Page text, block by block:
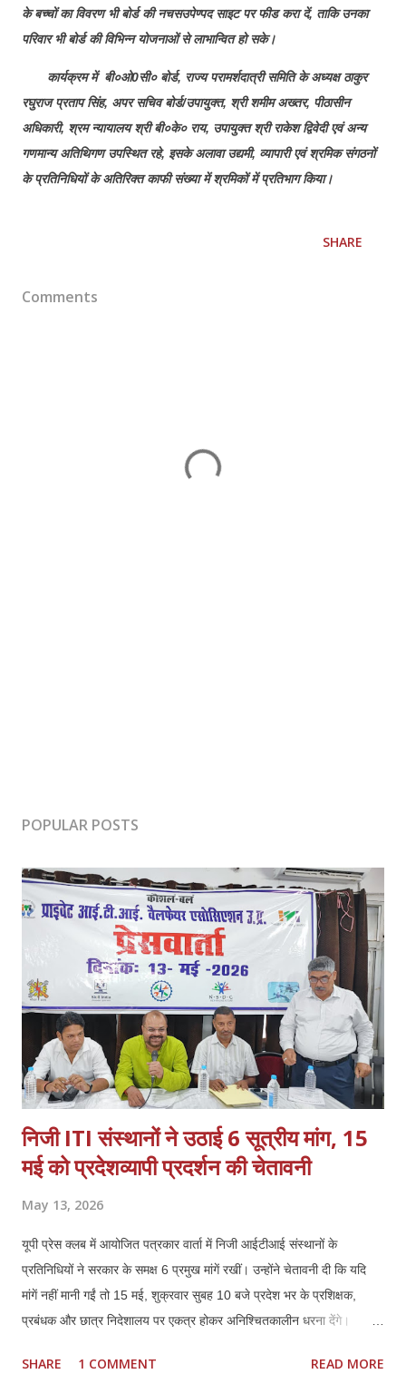
के बच्चों का विवरण भी बोर्ड की नचसउपेण्पद साइट पर फीड करा दें, ताकि उनका
परिवार भी बोर्ड की विभिन्न योजनाओं से लाभान्वित हो सके।
कार्यक्रम में बी०ओ0सी० बोर्ड, राज्य परामर्शदात्री समिति के अध्यक्ष ठाकुर
रघुराज प्रताप सिंह, अपर सचिव बोर्ड/उपायुक्त, श्री शमीम अख्तर, पीठासीन
अधिकारी, श्रम न्यायालय श्री बी०के० राय, उपायुक्त श्री राकेश द्विवेदी एवं अन्य
गणमान्य अतिथिगण उपस्थित रहे, इसके अलावा उद्यमी, व्यापारी एवं श्रमिक संगठनों
के प्रतिनिधियों के अतिरिक्त काफी संख्या में श्रमिकों में प्रतिभाग किया।
SHARE
Comments
POPULAR POSTS
निजी ITI संस्थानों ने उठाई 6 सूत्रीय मांग, 15
मई को प्रदेशव्यापी प्रदर्शन की चेतावनी
May 13, 2026
यूपी प्रेस क्लब में आयोजित पत्रकार वार्ता में निजी आईटीआई संस्थानों के
प्रतिनिधियों ने सरकार के समक्ष 6 प्रमुख मांगें रखीं। उन्होंने चेतावनी दी कि यदि
मांगें नहीं मानी गईं तो 15 मई, शुक्रवार सुबह 10 बजे प्रदेश भर के प्रशिक्षक,
प्रबंधक और छात्र निदेशालय पर एकत्र होकर अनिश्चितकालीन धरना देंगे।
SHARE 1 COMMENT READ MORE